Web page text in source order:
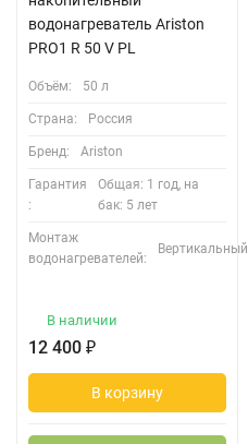
водонагреватель Ariston
PRO1 R 50 V PL
Объём: 50 л
Страна: Россия
Бренд: Ariston
Гарантия
:
Общая: 1 год, на
бак: 5 лет
Монтаж
водонагревателей:
Вертикальный
В наличии
12 400 ₽
В корзину